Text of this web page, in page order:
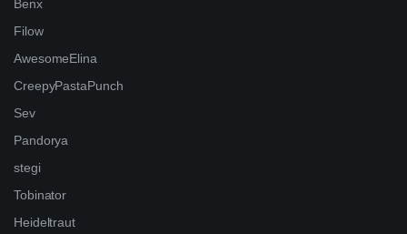
Benx
Filow
AwesomeElina
CreepyPastaPunch
Sev
Pandorya
stegi
Tobinator
Heideltraut